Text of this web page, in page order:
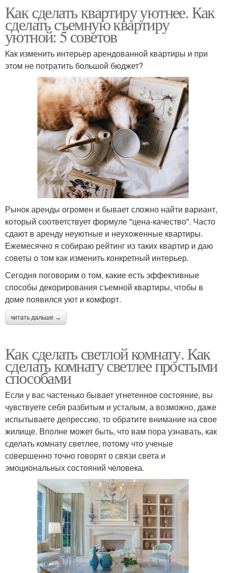
Как сделать квартиру уютнее. Как
сделать съемную квартиру
уютной: 5 советов
Как изменить интерьер арендованной квартиры и при
этом не потратить большой бюджет?
Рынок аренды огромен и бывает сложно найти вариант,
который соответствует формуле "цена-качество". Часто
сдают в аренду неуютные и неухоженные квартиры.
Ежемесячно я собираю рейтинг из таких квартир и даю
советы о том как изменить конкретный интерьер.
Сегодня поговорим о том, какие есть эффективные
способы декорирования съемной квартиры, чтобы в
доме появился уют и комфорт.
читать дальше →
Как сделать светлой комнату. Как
сделать комнату светлее простыми
способами
Если у вас частенько бывает угнетенное состояние, вы
чувствуете себя разбитым и усталым, а возможно, даже
испытываете депрессию, то обратите внимание на свое
жилище. Вполне может быть, что вам пора узнавать, как
сделать комнату светлее, потому что ученые
совершенно точно говорят о связи света и
эмоциональных состояний человека.